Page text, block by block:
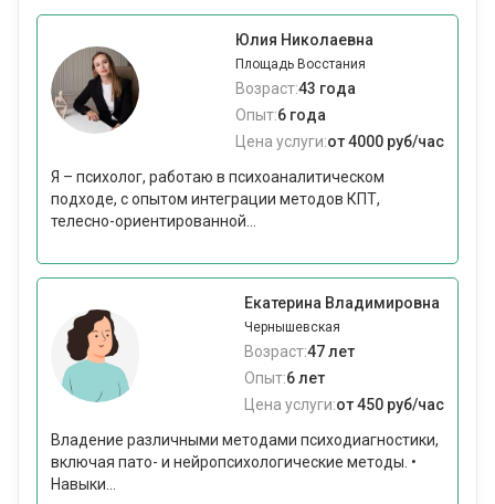
Юлия Николаевна
Площадь Восстания
Возраст:43 года
Опыт:6 года
Цена услуги:от 4000 руб/час
Я – психолог, работаю в психоаналитическом
подходе, с опытом интеграции методов КПТ,
телесно-ориентированной...
Екатерина Владимировна
Чернышевская
Возраст:47 лет
Опыт:6 лет
Цена услуги:от 450 руб/час
Владение различными методами психодиагностики,
включая пато- и нейропсихологические методы. •
Навыки...